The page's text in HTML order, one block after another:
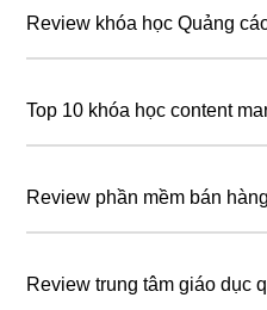
Review khóa học Quảng
Top 10 khóa học content
Review phần mềm bán
Review trung tâm giáo dục